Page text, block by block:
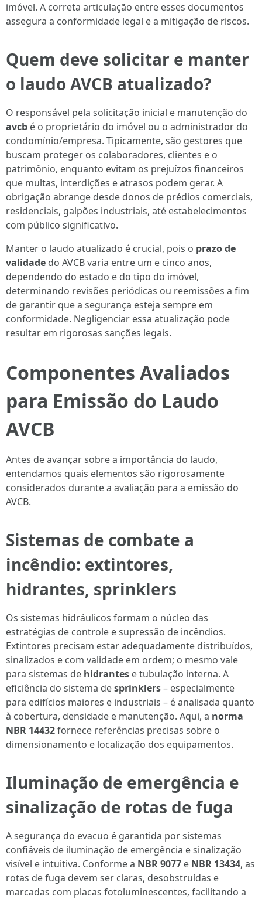
imóvel. A correta articulação entre esses documentos
assegura a conformidade legal e a mitigação de riscos.
Quem deve solicitar e manter
o laudo AVCB atualizado?
O responsável pela solicitação inicial e manutenção do
avcb é o proprietário do imóvel ou o administrador do
condomínio/empresa. Tipicamente, são gestores que
buscam proteger os colaboradores, clientes e o
patrimônio, enquanto evitam os prejuízos financeiros
que multas, interdições e atrasos podem gerar. A
obrigação abrange desde donos de prédios comerciais,
residenciais, galpões industriais, até estabelecimentos
com público significativo.
Manter o laudo atualizado é crucial, pois o prazo de
validade do AVCB varia entre um e cinco anos,
dependendo do estado e do tipo do imóvel,
determinando revisões periódicas ou reemissões a fim
de garantir que a segurança esteja sempre em
conformidade. Negligenciar essa atualização pode
resultar em rigorosas sanções legais.
Componentes Avaliados
para Emissão do Laudo
AVCB
Antes de avançar sobre a importância do laudo,
entendamos quais elementos são rigorosamente
considerados durante a avaliação para a emissão do
AVCB.
Sistemas de combate a
incêndio: extintores,
hidrantes, sprinklers
Os sistemas hidráulicos formam o núcleo das
estratégias de controle e supressão de incêndios.
Extintores precisam estar adequadamente distribuídos,
sinalizados e com validade em ordem; o mesmo vale
para sistemas de hidrantes e tubulação interna. A
eficiência do sistema desprinklers– especialmente
para edifícios maiores e industriais – é analisada quanto
à cobertura, densidade e manutenção. Aqui, a norma
NBR 14432fornece referências precisas sobre o
dimensionamento e localização dos equipamentos.
Iluminação de emergência e
sinalização de rotas de fuga
A segurança do evacuo é garantida por sistemas
confiáveis de iluminação de emergência e sinalização
visível e intuitiva. Conforme a NBR 9077 e NBR 13434, as
rotas de fuga devem ser claras, desobstruídas e
marcadas com placas fotoluminescentes, facilitando a